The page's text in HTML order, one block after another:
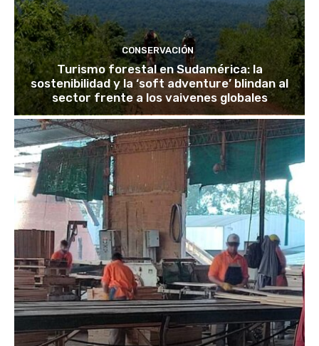
CONSERVACIÓN
Turismo forestal en Sudamérica: la
sostenibilidad y la ‘soft adventure’ blindan al
sector frente a los vaivenes globales